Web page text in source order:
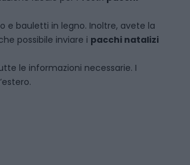
e bauletti in legno. Inoltre, avete la
possibile inviare i pacchi natalizi
le informazioni necessarie. I